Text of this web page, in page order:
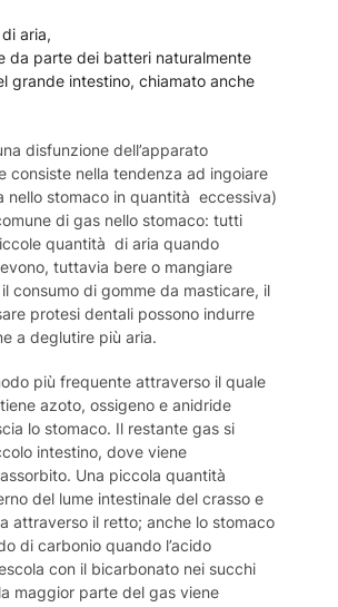
aria,
da parte dei batteri naturalmente
grande intestino, chiamato anche
disfunzione dell’apparato
consiste nella tendenza ad ingoiare
nello stomaco in quantità eccessiva)
di gas nello stomaco: tutti
quantità di aria quando
tuttavia bere o mangiare
consumo di gomme da masticare, il
protesi dentali possono indurre
a deglutire più aria.
più frequente attraverso il quale
azoto, ossigeno e anidride
lo stomaco. Il restante gas si
intestino, dove viene
Una piccola quantità
del lume intestinale del crasso e
attraverso il retto; anche lo stomaco
di carbonio quando l’acido
con il bicarbonato nei succhi
maggior parte del gas viene